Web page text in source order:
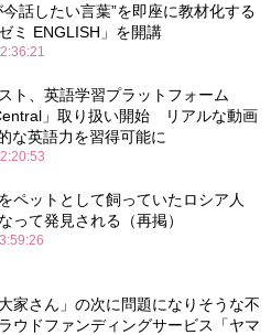
今話したい言葉”を即座に教材化する
ミ ENGLISH」を開講
ト、英語学習プラットフォーム
」取り扱い開始 リアルな動画
な英語力を習得可能に
ペットとして飼っていたロシア人
って発見される（再掲）
大家さん」の次に問題になりそうな不
ウドファンディングサービス「ヤマ